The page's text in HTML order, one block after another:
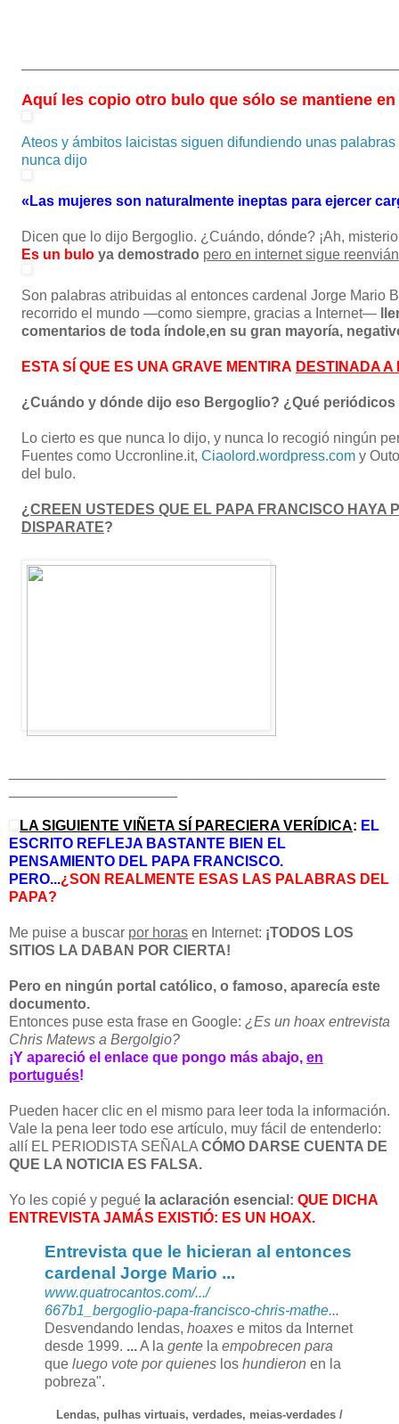
Aquí les copio otro bulo que sólo se mantiene
Ateos y ámbitos laicistas siguen difundiendo unas
nunca dijo
«Las mujeres son naturalmente ineptas para ejercer
Dicen que lo dijo Bergoglio. ¿Cuándo, dónde? ¡Ah,
Es un bulo ya demostrado pero en internet sigue
Son palabras atribuidas al entonces cardenal Jorge Mario
recorrido el mundo —como siempre, gracias a Internet—
comentarios de toda índole,en su gran mayoría,
ESTA SÍ QUE ES UNA GRAVE MENTIRA DESTINADA
¿Cuándo y dónde dijo eso Bergoglio? ¿Qué periódicos
Lo cierto es que nunca lo dijo, y nunca lo recogió ningún
Fuentes como Uccronline.it, Ciaolord.wordpress.com y
del bulo.
¿CREEN USTEDES QUE EL PAPA FRANCISCO HAYA
DISPARATE?
LA SIGUIENTE VIÑETA SÍ PARECIERA VERÍDICA: EL
ESCRITO REFLEJA BASTANTE BIEN EL
PENSAMIENTO DEL PAPA FRANCISCO.
PERO...¿SON REALMENTE ESAS LAS PALABRAS DEL
PAPA?
Me puise a buscar por horas en Internet: ¡TODOS LOS
SITIOS LA DABAN POR CIERTA!
Pero en ningún portal católico, o famoso, aparecía este
documento.
Entonces puse esta frase en Google: ¿Es un hoax entrevista
Chris Matews a Bergolgio?
¡Y apareció el enlace que pongo más abajo, en
portugués!
Pueden hacer clic en el mismo para leer toda la información.
Vale la pena leer todo ese artículo, muy fácil de entenderlo:
allí EL PERIODISTA SEÑALA CÓMO DARSE CUENTA DE
QUE LA NOTICIA ES FALSA.
Yo les copié y pegué la aclaración esencial: QUE DICHA
ENTREVISTA JAMÁS EXISTIÓ: ES UN HOAX.
Entrevista que le hicieran al entonces
cardenal Jorge Mario ...
www.quatrocantos.com/.../
667b1_bergoglio-papa-francisco-chris-mathe...
Desvendando lendas, hoaxes e mitos da Internet
desde 1999. ...A la gente la empobrecen para
que luego vote por quienes los hundieron en la
pobreza".
Lendas, pulhas virtuais, verdades, meias-verdades /